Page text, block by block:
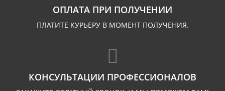
ОПЛАТА ПРИ ПОЛУЧЕНИИ
ПЛАТИТЕ КУРЬЕРУ В МОМЕНТ ПОЛУЧЕНИЯ.
КОНСУЛЬТАЦИИ ПРОФЕССИОНАЛОВ